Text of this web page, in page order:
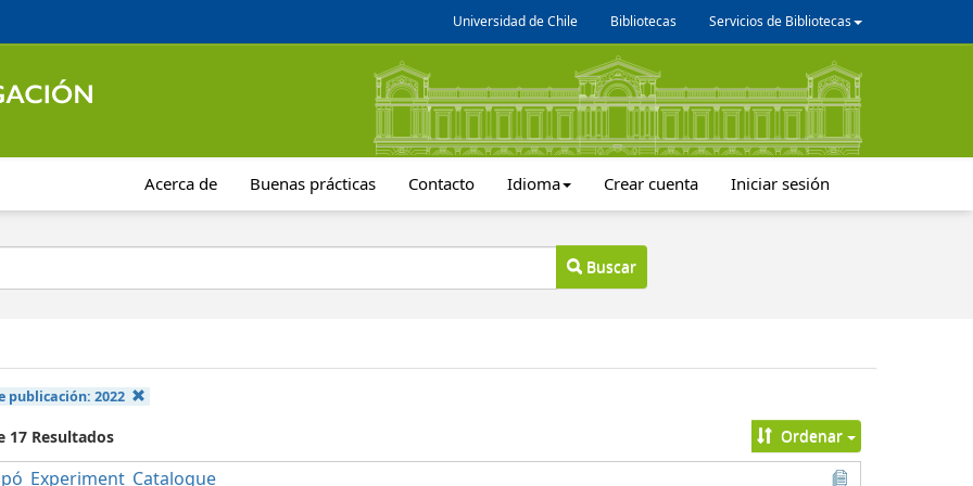
Universidad de Chile Bibliotecas Servicios de Bibliotecas
Acerca de Buenas prácticas Contacto Idioma Crear cuenta Iniciar sesión
Buscar
publicación: 2022
17 Resultados Ordenar